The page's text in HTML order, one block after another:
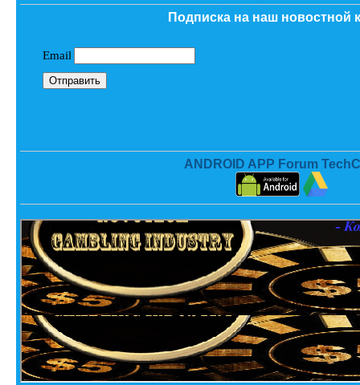
Подписка на наш новостной
ANDROID APP Forum